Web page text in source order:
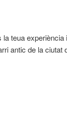
teua
antic de la ciutat